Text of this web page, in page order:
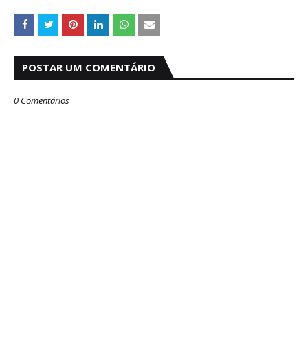
POSTAR UM COMENTÁRIO
0 Comentários